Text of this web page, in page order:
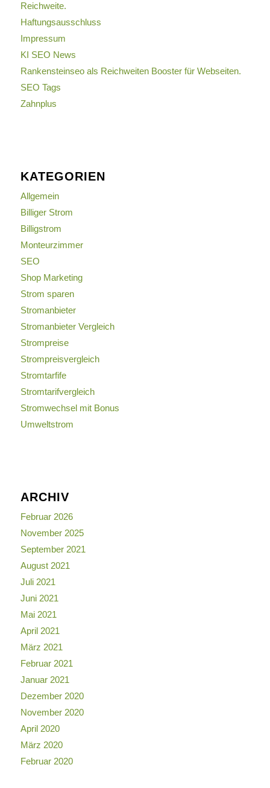
Reichweite.
Haftungsausschluss
Impressum
KI SEO News
Rankensteinseo als Reichweiten Booster für Webseiten.
SEO Tags
Zahnplus
KATEGORIEN
Allgemein
Billiger Strom
Billigstrom
Monteurzimmer
SEO
Shop Marketing
Strom sparen
Stromanbieter
Stromanbieter Vergleich
Strompreise
Strompreisvergleich
Stromtarfife
Stromtarifvergleich
Stromwechsel mit Bonus
Umweltstrom
ARCHIV
Februar 2026
November 2025
September 2021
August 2021
Juli 2021
Juni 2021
Mai 2021
April 2021
März 2021
Februar 2021
Januar 2021
Dezember 2020
November 2020
April 2020
März 2020
Februar 2020